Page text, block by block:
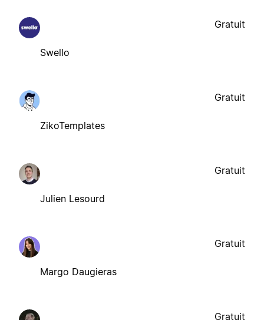
Swello
Gratuit
ZikoTemplates
Gratuit
Julien Lesourd
Gratuit
Margo Daugieras
Gratuit
Gratuit